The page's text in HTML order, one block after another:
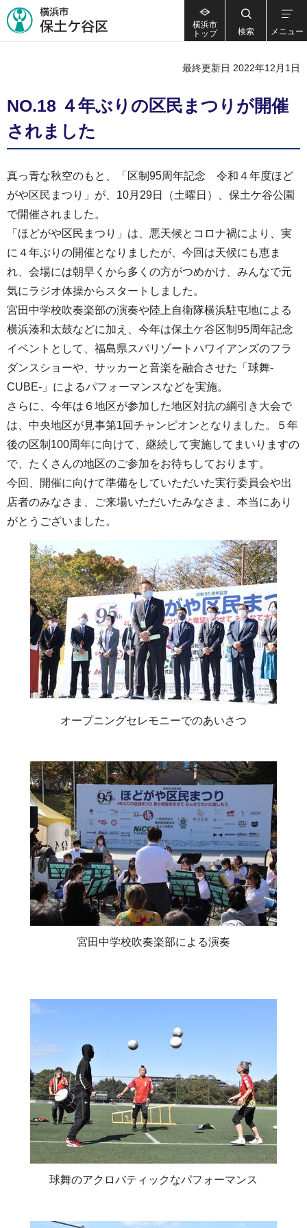
横浜市
トップ
検索 メニュー
最終更新日 2022年12月1日
NO.18 ４年ぶりの区民まつりが開催
されました
真っ青な秋空のもと、「区制95周年記念 令和４年度ほど
がや区民まつり」が、10月29日（土曜日）、保土ケ谷公園
で開催されました。
「ほどがや区民まつり」は、悪天候とコロナ禍により、実
に４年ぶりの開催となりましたが、今回は天候にも恵ま
れ、会場には朝早くから多くの方がつめかけ、みんなで元
気にラジオ体操からスタートしました。
宮田中学校吹奏楽部の演奏や陸上自衛隊横浜駐屯地による
横浜湊和太鼓などに加え、今年は保土ケ谷区制95周年記念
イベントとして、福島県スパリゾートハワイアンズのフラ
ダンスショーや、サッカーと音楽を融合させた「球舞-
CUBE-」によるパフォーマンスなどを実施。
さらに、今年は６地区が参加した地区対抗の綱引き大会で
は、中央地区が見事第1回チャンピオンとなりました。５年
後の区制100周年に向けて、継続して実施してまいりますの
で、たくさんの地区のご参加をお待ちしております。
今回、開催に向けて準備をしていただいた実行委員会や出
店者のみなさま、ご来場いただいたみなさま、本当にあり
がとうございました。
オープニングセレモニーでのあいさつ
宮田中学校吹奏楽部による演奏
球舞のアクロバティックなパフォーマンス